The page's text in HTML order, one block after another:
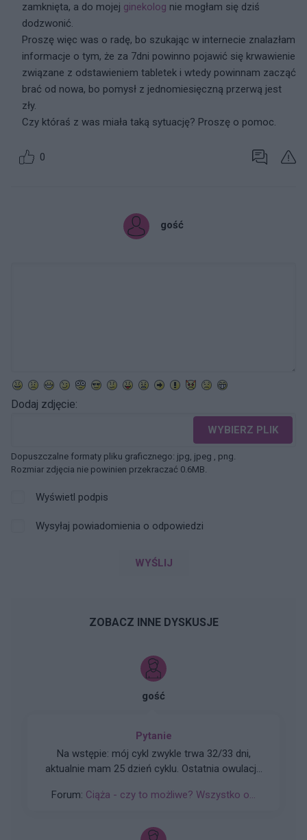
zamknięta, a do mojej ginekolog nie mogłam się dziś
dodzwonić.
Proszę więc was o radę, bo szukając w internecie znalazłam
informacje o tym, że za 7dni powinno pojawić się krwawienie
związane z odstawieniem tabletek i wtedy powinnam zacząć
brać od nowa, bo pomysł z jednomiesięczną przerwą jest
zły.
Czy któraś z was miała taką sytuację? Proszę o pomoc.
0
gość
Dodaj zdjęcie:
WYBIERZ PLIK
Dopuszczalne formaty pliku graficznego: jpg, jpeg , png.
Rozmiar zdjęcia nie powinien przekraczać 0.6MB.
Wyświetl podpis
Wysyłaj powiadomienia o odpowiedzi
WYŚLIJ
ZOBACZ INNE DYSKUSJE
gość
Pytanie
Na wstępie: mój cykl zwykle trwa 32/33 dni,
aktualnie mam 25 dzień cyklu. Ostatnia owulacja
oraz 8 lutego miałam bardzo mikro plamienie jak
około 13 lutego zaczęłam się złe czuć. 13
Forum: Ciąża - czy to możliwe? Wszystko o...